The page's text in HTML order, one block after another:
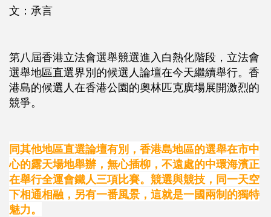
文：承言
第八屆香港立法會選舉競選進入白熱化階段，立法會
選舉地區直選界別的候選人論壇在今天繼續舉行。香
港島的候選人在香港公園的奧林匹克廣場展開激烈的
競爭。
同其他地區直選論壇有別，香港島地區的選舉在市中
心的露天場地舉辦，無心插柳，不遠處的中環海濱正
在舉行全運會鐵人三項比賽。競選與競技，同一天空
下相通相融，另有一番風景，這就是一國兩制的獨特
魅力。